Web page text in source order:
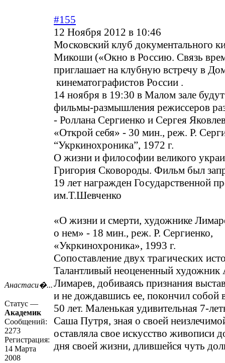
Анастаси�...
Статус —
Академик
Сообщений:
2273
Регистрация:
14 Марта
2008
#155
12 Ноября 2012 в 10:46
Московский клуб документального
Микоши («Окно в Россию. Связь
приглашает на клубную встречу в
кинематографистов России .
14 ноября в 19:30 в Малом зале
фильмы-размышления режиссеров
- Роллана Сергиенко и Сергея
«Открой себя» - 30 мин., реж. Р.
“Укркинохроника”, 1972 г.
О жизни и философии великого
Григория Сковороды. Фильм был
19 лет награжден Государственной
им.Т.Шевченко
«О жизни и смерти, художнике
о нем» - 18 мин., реж. Р. Сергиенко,
«Укркинохроника», 1993 г.
Сопоставление двух трагических
Талантливый неоцененный художник
Лимарев, добиваясь признания
и не дождавшись ее, покончил собой
50 лет. Маленькая удивительная 7-
Саша Путря, зная о своей
оставляла свое искусство живописи
дня своей жизни, длившейся чуть